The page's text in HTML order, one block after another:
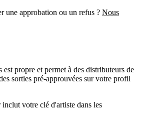
une approbation ou un refus ? Nous
est propre et permet à des distributeurs de
sorties pré-approuvées sur votre profil
votre clé d'artiste dans les